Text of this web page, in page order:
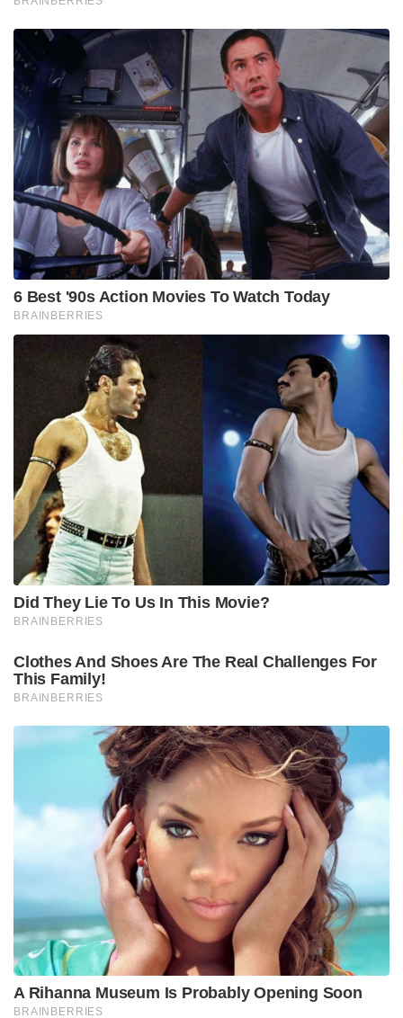
കള്ളക്കേസുകൾ ചുമത്തി. ഗുണ്ടകളെ വിട്ട്
ആക്രമിക്കാൻ ശ്രമിച്ചു. അഞ്ചുകോടി രൂപ വാഗ്ദാനം
ചെയ്തു. രാഷ്ട്രീയമായി സമ്മർദ്ദമുണ്ടാക്കാൻ
നോക്കി. തനിക്ക് പലപ്പോഴും വീടുകൾ മാറേണ്ടി വന്നു.
എന്നിട്ടും നീതിക്ക് വേണ്ടി പൊരുതുകയായിരുന്നെന്നും
ഇരയായ പെൺകുട്ടി മാദ്ധ്യമങ്ങളോട് വ്യക്തമാക്കി.
Tags: pastor arrested
Pastor Rape
Xian Pastor Rape Case